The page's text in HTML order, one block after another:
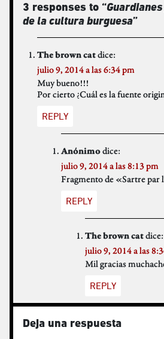
3 responses to “
de la cultura burguesa”
The brown catdice:
julio 9, 2014 a las 6:34 pm
Muy bueno!!!
Por cierto ¿Cuál es la fuente
REPLY
Anónimodice:
julio 9, 2014 a las 8:13 pm
Fragmento de «Sartre par
REPLY
The brown catdice:
julio 9, 2014 a las
Mil gracias
REPLY
Deja una respuesta